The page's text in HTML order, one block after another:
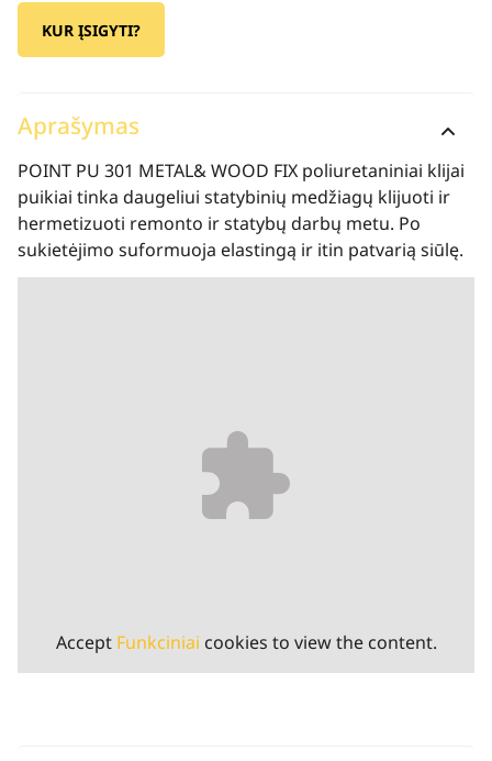
KUR ĮSIGYTI?
Aprašymas
POINT PU 301 METAL& WOOD FIX poliuretaniniai klijai
puikiai tinka daugeliui statybinių medžiagų klijuoti ir
hermetizuoti remonto ir statybų darbų metu. Po
sukietėjimo suformuoja elastingą ir itin patvarią siūlę.
Accept Funkciniai cookies to view the content.